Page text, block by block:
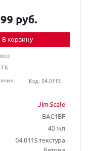
Jim Scale
BAC1BF
40 мл
04.011S текстура
руб.
В корзину
ТК
Код: 04.011S